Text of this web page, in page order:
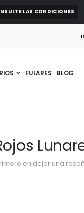
LAS CONDICIONES
FULARES BLOG
en dejar una